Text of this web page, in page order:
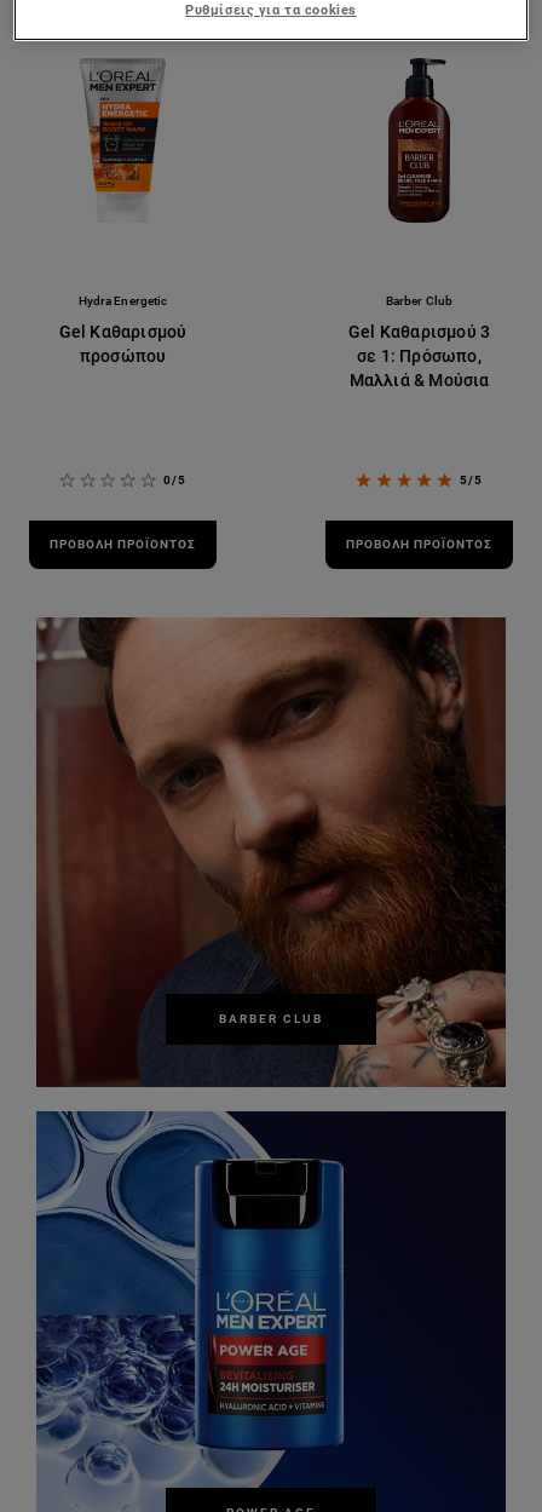
Hydra Energetic
Gel Καθαρισμού
προσώπου
0/5
ΠΡΟΒΟΛΉ ΠΡΟΪΌΝΤΟΣ
Barber Club
Gel Καθαρισμού 3
σε 1: Πρόσωπο,
Μαλλιά & Μούσια
5/5
ΠΡΟΒΟΛΉ ΠΡΟΪΌΝΤΟΣ
BARBER CLUB
Ρυθμίσεις για τα cookies